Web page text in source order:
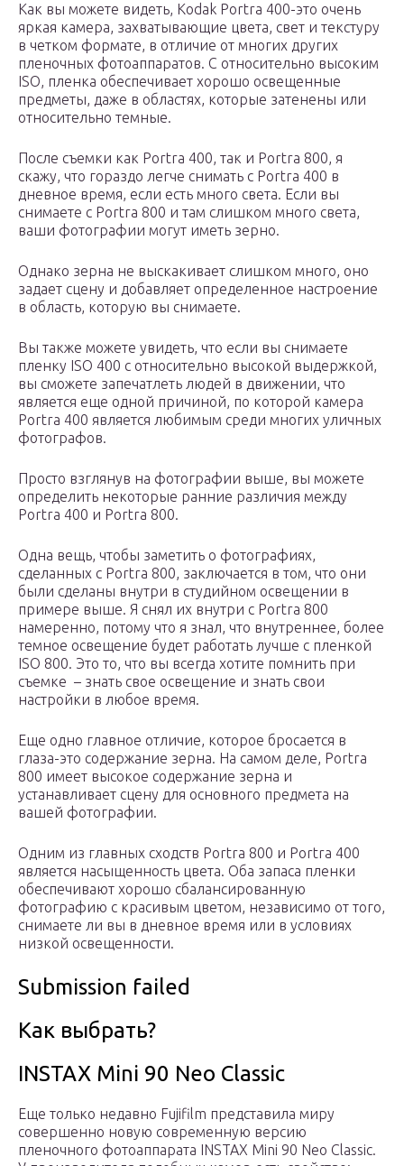
Как вы можете видеть, Kodak Portra 400-это очень
яркая камера, захватывающие цвета, свет и текстуру
в четком формате, в отличие от многих других
пленочных фотоаппаратов. С относительно высоким
ISO, пленка обеспечивает хорошо освещенные
предметы, даже в областях, которые затенены или
относительно темные.
После съемки как Portra 400, так и Portra 800, я
скажу, что гораздо легче снимать с Portra 400 в
дневное время, если есть много света. Если вы
снимаете с Portra 800 и там слишком много света,
ваши фотографии могут иметь зерно.
Однако зерна не выскакивает слишком много, оно
задает сцену и добавляет определенное настроение
в область, которую вы снимаете.
Вы также можете увидеть, что если вы снимаете
пленку ISO 400 с относительно высокой выдержкой,
вы сможете запечатлеть людей в движении, что
является еще одной причиной, по которой камера
Portra 400 является любимым среди многих уличных
фотографов.
Просто взглянув на фотографии выше, вы можете
определить некоторые ранние различия между
Portra 400 и Portra 800.
Одна вещь, чтобы заметить о фотографиях,
сделанных с Portra 800, заключается в том, что они
были сделаны внутри в студийном освещении в
примере выше. Я снял их внутри с Portra 800
намеренно, потому что я знал, что внутреннее, более
темное освещение будет работать лучше с пленкой
ISO 800. Это то, что вы всегда хотите помнить при
съемке – знать свое освещение и знать свои
настройки в любое время.
Еще одно главное отличие, которое бросается в
глаза-это содержание зерна. На самом деле, Portra
800 имеет высокое содержание зерна и
устанавливает сцену для основного предмета на
вашей фотографии.
Одним из главных сходств Portra 800 и Portra 400
является насыщенность цвета. Оба запаса пленки
обеспечивают хорошо сбалансированную
фотографию с красивым цветом, независимо от того,
снимаете ли вы в дневное время или в условиях
низкой освещенности.
Submission failed
Как выбрать?
INSTAX Mini 90 Neo Classic
Еще только недавно Fujifilm представила миру
совершенно новую современную версию
пленочного фотоаппарата INSTAX Mini 90 Neo Classic.